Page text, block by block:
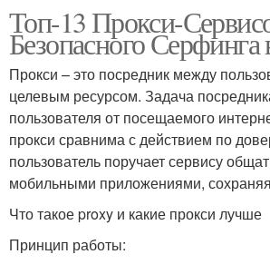
Топ-13 Прокси-
Безопасного Серфинга
Прокси – это посредник между
целевым ресурсом. Задача
пользователя от посещаемого
прокси сравнима с действием по
пользователь поручает сервису
мобильными приложениями,
Что такое proxy и какие прокси лучше
Принцип работы: